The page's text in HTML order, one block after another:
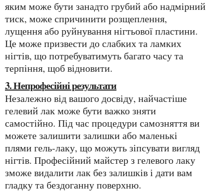
яким може бути занадто грубий або надмірний
тиск, може спричинити розщеплення,
лущення або руйнування нігтьової пластини.
Це може призвести до слабких та ламких
нігтів, що потребуватимуть багато часу та
терпіння, щоб відновити.
3. Непрофесійні результати
Незалежно від вашого досвіду, найчастіше
гелевий лак може бути важко зняти
самостійно. Під час процедури самозняття ви
можете залишити залишки або маленькі
плями гель-лаку, що можуть зіпсувати вигляд
нігтів. Професійний майстер з гелевого лаку
зможе видалити лак без залишків і дати вам
гладку та бездоганну поверхню.